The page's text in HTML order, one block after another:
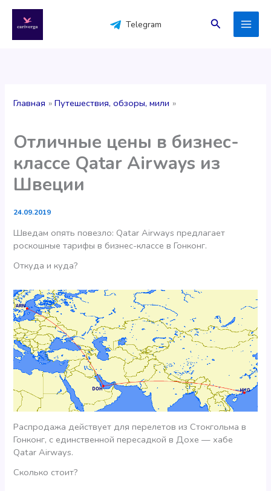
содержимому
Telegram Поиск
Главная Путешествия, обзоры, мили
Отличные цены в бизнес-
классе Qatar Airways из
Швеции
24.09.2019
Шведам опять повезло: Qatar Airways предлагает
роскошные тарифы в бизнес-классе в Гонконг.
Откуда и куда?
Распродажа действует для перелетов из Стокгольма в
Гонконг, с единственной пересадкой в Дохе — хабе
Qatar Airways.
Сколько стоит?